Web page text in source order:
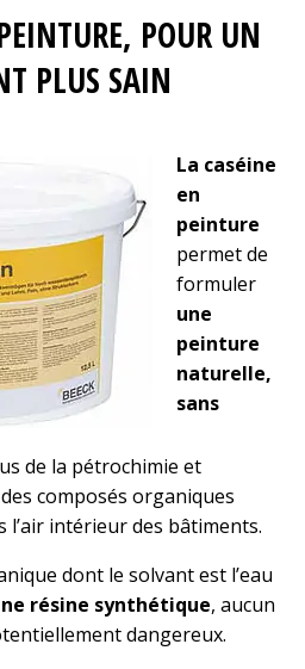
POUR UN
PLUS SAIN
La caséine
en
peinture
permet de
formuler
une
peinture
naturelle,
sans
de la pétrochimie et
composés organiques
l’air intérieur des bâtiments.
dont le solvant est l’eau
résine synthétique, aucun
dangereux.